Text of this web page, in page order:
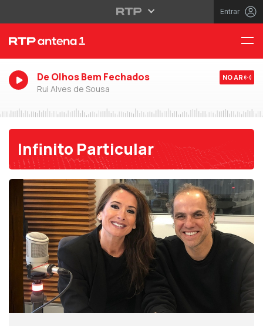
Entrar
De Olhos Bem Fechados
Rui Alves de Sousa
NO AR
Infinito Particular